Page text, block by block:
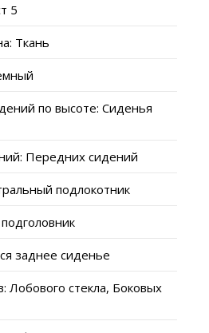
5
Ткань
по высоте: Сиденья
Передних сидений
подлокотник
заднее сиденье
Лобового стекла, Боковых